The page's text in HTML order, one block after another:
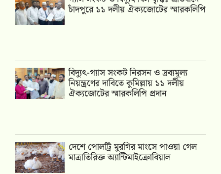
চাঁদপুরে ১১ দলীয় ঐক্যজোটের স্মারকলিপি
‎বিদ্যুৎ-গ্যাস সংকট নিরসন ও দ্রব্যমূল্য
নিয়ন্ত্রণের দাবিতে কুমিল্লায় ১১ দলীয়
ঐক‍্যজোটের স্মারকলিপি প্রদান
দেশে পোলট্রি মুরগির মাংসে পাওয়া গেল
মাত্রাতিরিক্ত অ্যান্টিমাইক্রোবিয়াল